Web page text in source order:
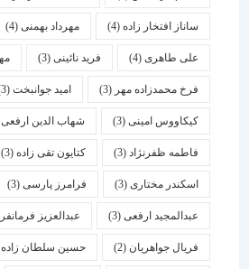
ساناز افتخار زاده(4) مهرداد بهمنی (4)
علی طاهری(4) فرید نائینی(3) مهناز
فرخ محمدزاده مهر(3) امید جوانبخت(3)
کیکاووس امینی(3) شهاب الدین ارفعی(3)
فاطمه ظفرنژاد(3) کتایون تقی زاده(3)
اسكندر مختاری (3) فرامرز پارسی(3)
عبدالمجید ارفعی(3) عبدالعزیز فرمانفرماییان(3)
فریال جواهریان(2) حسین سلطان زاده(2)